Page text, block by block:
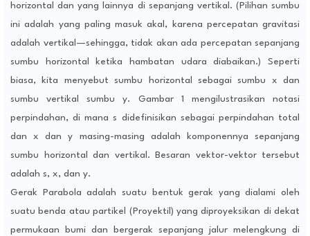
horizontal dan yang lainnya di sepanjang vertikal. (Pilihan sumbu
ini adalah yang paling masuk akal, karena percepatan gravitasi
adalah vertikal—sehingga, tidak akan ada percepatan sepanjang
sumbu horizontal ketika hambatan udara diabaikan.) Seperti
biasa, kita menyebut sumbu horizontal sebagai sumbu x dan
sumbu vertikal sumbu y. Gambar 1 mengilustrasikan notasi
perpindahan, di mana s didefinisikan sebagai perpindahan total
dan x dan y masing-masing adalah komponennya sepanjang
sumbu horizontal dan vertikal. Besaran vektor-vektor tersebut
adalah s, x, dan y.
Gerak Parabola adalah suatu bentuk gerak yang dialami oleh
suatu benda atau partikel (Proyektil) yang diproyeksikan di dekat
permukaan bumi dan bergerak sepanjang jalur melengkung di